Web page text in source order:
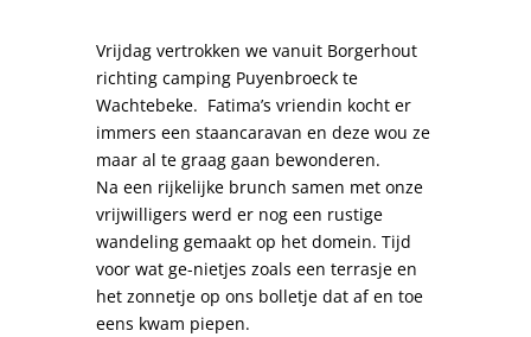
Vrijdag vertrokken we vanuit Borgerhout
richting camping Puyenbroeck te
Wachtebeke. Fatima’s vriendin kocht er
immers een staancaravan en deze wou ze
maar al te graag gaan bewonderen.
Na een rijkelijke brunch samen met onze
vrijwilligers werd er nog een rustige
wandeling gemaakt op het domein. Tijd
voor wat ge-nietjes zoals een terrasje en
het zonnetje op ons bolletje dat af en toe
eens kwam piepen.